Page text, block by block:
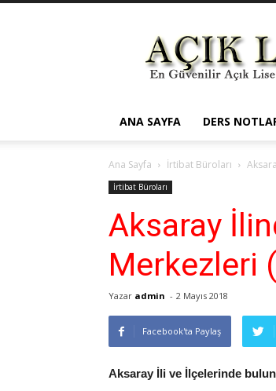
Açık
Öğretim
Lisesi
ANA SAYFA DERS
Ana Sayfa İrtibat Büroları
İrtibat Büroları
Aksaray
Merkezleri
Yazar admin - 2 Mayıs 2018
Facebook'ta Paylaş
Aksaray İli ve İlçelerinde